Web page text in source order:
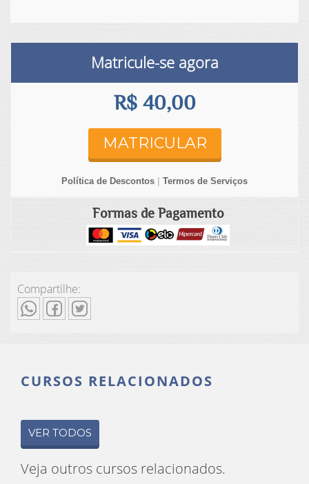
Matricule-se agora
R$ 40,00
MATRICULAR
Política de Descontos | Termos de Serviços
Formas de Pagamento
Compartilhe:
CURSOS RELACIONADOS
VER TODOS
Veja outros cursos relacionados.